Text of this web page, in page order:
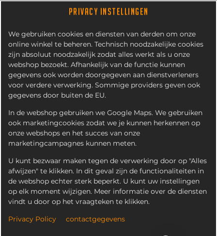
PRIVACY INSTELLINGEN
We gebruiken cookies en diensten van derden om onze
online winkel te beheren. Technisch noodzakelijke cookies
zijn absoluut noodzakelijk zodat alles werkt als u onze
webshop bezoekt. Afhankelijk van de functie kunnen
gegevens ook worden doorgegeven aan dienstverleners
voor verdere verwerking. Sommige providers geven ook
gegevens door buiten de EU.
In de webshop gebruiken we Google Maps. We gebruiken
ook marketingcookies zodat we je kunnen herkennen op
onze webshops en het succes van onze
marketingcampagnes kunnen meten.
U kunt bezwaar maken tegen de verwerking door op "Alles
afwijzen" te klikken. In dit geval zijn de functionaliteiten in
de webshop echter sterk beperkt. U kunt uw instellingen
op elk moment wijzigen. Meer informatie over de diensten
vindt u door op het vraagteken te klikken.
Privacy Policy contactgegevens
VEGA KAASSOUFLÉ